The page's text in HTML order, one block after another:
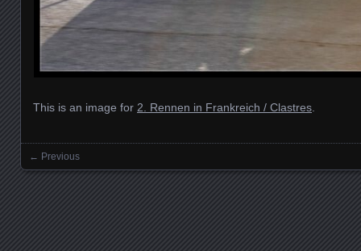
This is an image for 2. Rennen in Frankreich / Clastres
Images navigation
← Previous